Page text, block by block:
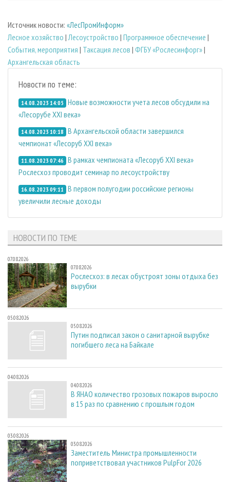
Источник новости: «ЛесПромИнформ»
Лесное хозяйство |Лесоустройство | Программное обеспечение |
События, мероприятия | Таксация лесов | ФГБУ «Рослесинфорг»|
Архангельская область
Новости по теме:
14.08.2023 14:05 Новые возможности учета лесов обсудили на
«Лесорубе XXI века»
14.08.2023 10:18 В Архангельской области завершился
чемпионат «Лесоруб XXI века»
11.08.2023 07:46 В рамках чемпионата «Лесоруб XXI века»
Рослесхоз проводит семинар по лесоустройству
16.08.2023 09:11 В первом полугодии российские регионы
увеличили лесные доходы
НОВОСТИ ПО ТЕМЕ
07.08.2026
07.08.2026
Рослесхоз: в лесах обустроят зоны отдыха без
вырубки
05.08.2026
05.08.2026
Путин подписал закон о санитарной вырубке
погибшего леса на Байкале
04.08.2026
04.08.2026
В ЯНАО количество грозовых пожаров выросло
в 15 раз по сравнению с прошлым годом
03.08.2026
03.08.2026
Заместитель Министра промышленности
поприветствовал участников PulpFor 2026